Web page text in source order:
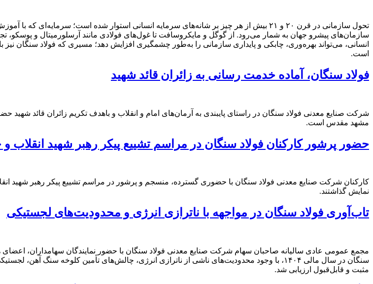
تحول سازمانی در قرن ۲۰ و ۲۱ بیش از هر چیز بر شانه‌های سرمایه انسانی استوار شده است؛
سازمان‌های پیشرو جهان به شمار می‌رود. از گوگل و مایکروسافت تا غول‌های فولادی مانند آرسلورمیتال و
انسانی، می‌تواند بهره‌وری، چابکی و پایداری سازمانی را به‌طور چشمگیری افزایش دهد؛ مسیری که فولاد سنگان
است.
فولاد سنگان، آماده خدمت رسانی به زائران قائد شهید
شرکت صنایع معدنی فولاد سنگان در راستای پایبندی به آرمان‌های امام و انقلاب و باهدف تکریم زائران قائد
مشهد مقدس است.
حضور پرشور کارکنان فولاد سنگان در مراسم تشییع پیکر رهبر شهید
کارکنان شرکت صنایع معدنی فولاد سنگان با حضوری گسترده، منسجم و پرشور در مراسم تشییع پیکر رهبر شهید
نمایش گذاشتند.
تاب‌آوری فولاد سنگان در مواجهه با ناترازی انرژی و محدودیت‌های لجستیکی
مجمع عمومی عادی سالیانه صاحبان سهام شرکت صنایع معدنی فولاد سنگان با حضور نمایندگان سهامداران،
سنگان در سال مالی ۱۴۰۴، با وجود محدودیت‌های ناشی از ناترازی انرژی، چالش‌های تأمین کلوخه
مثبت و قابل‌قبول ارزیابی شد.